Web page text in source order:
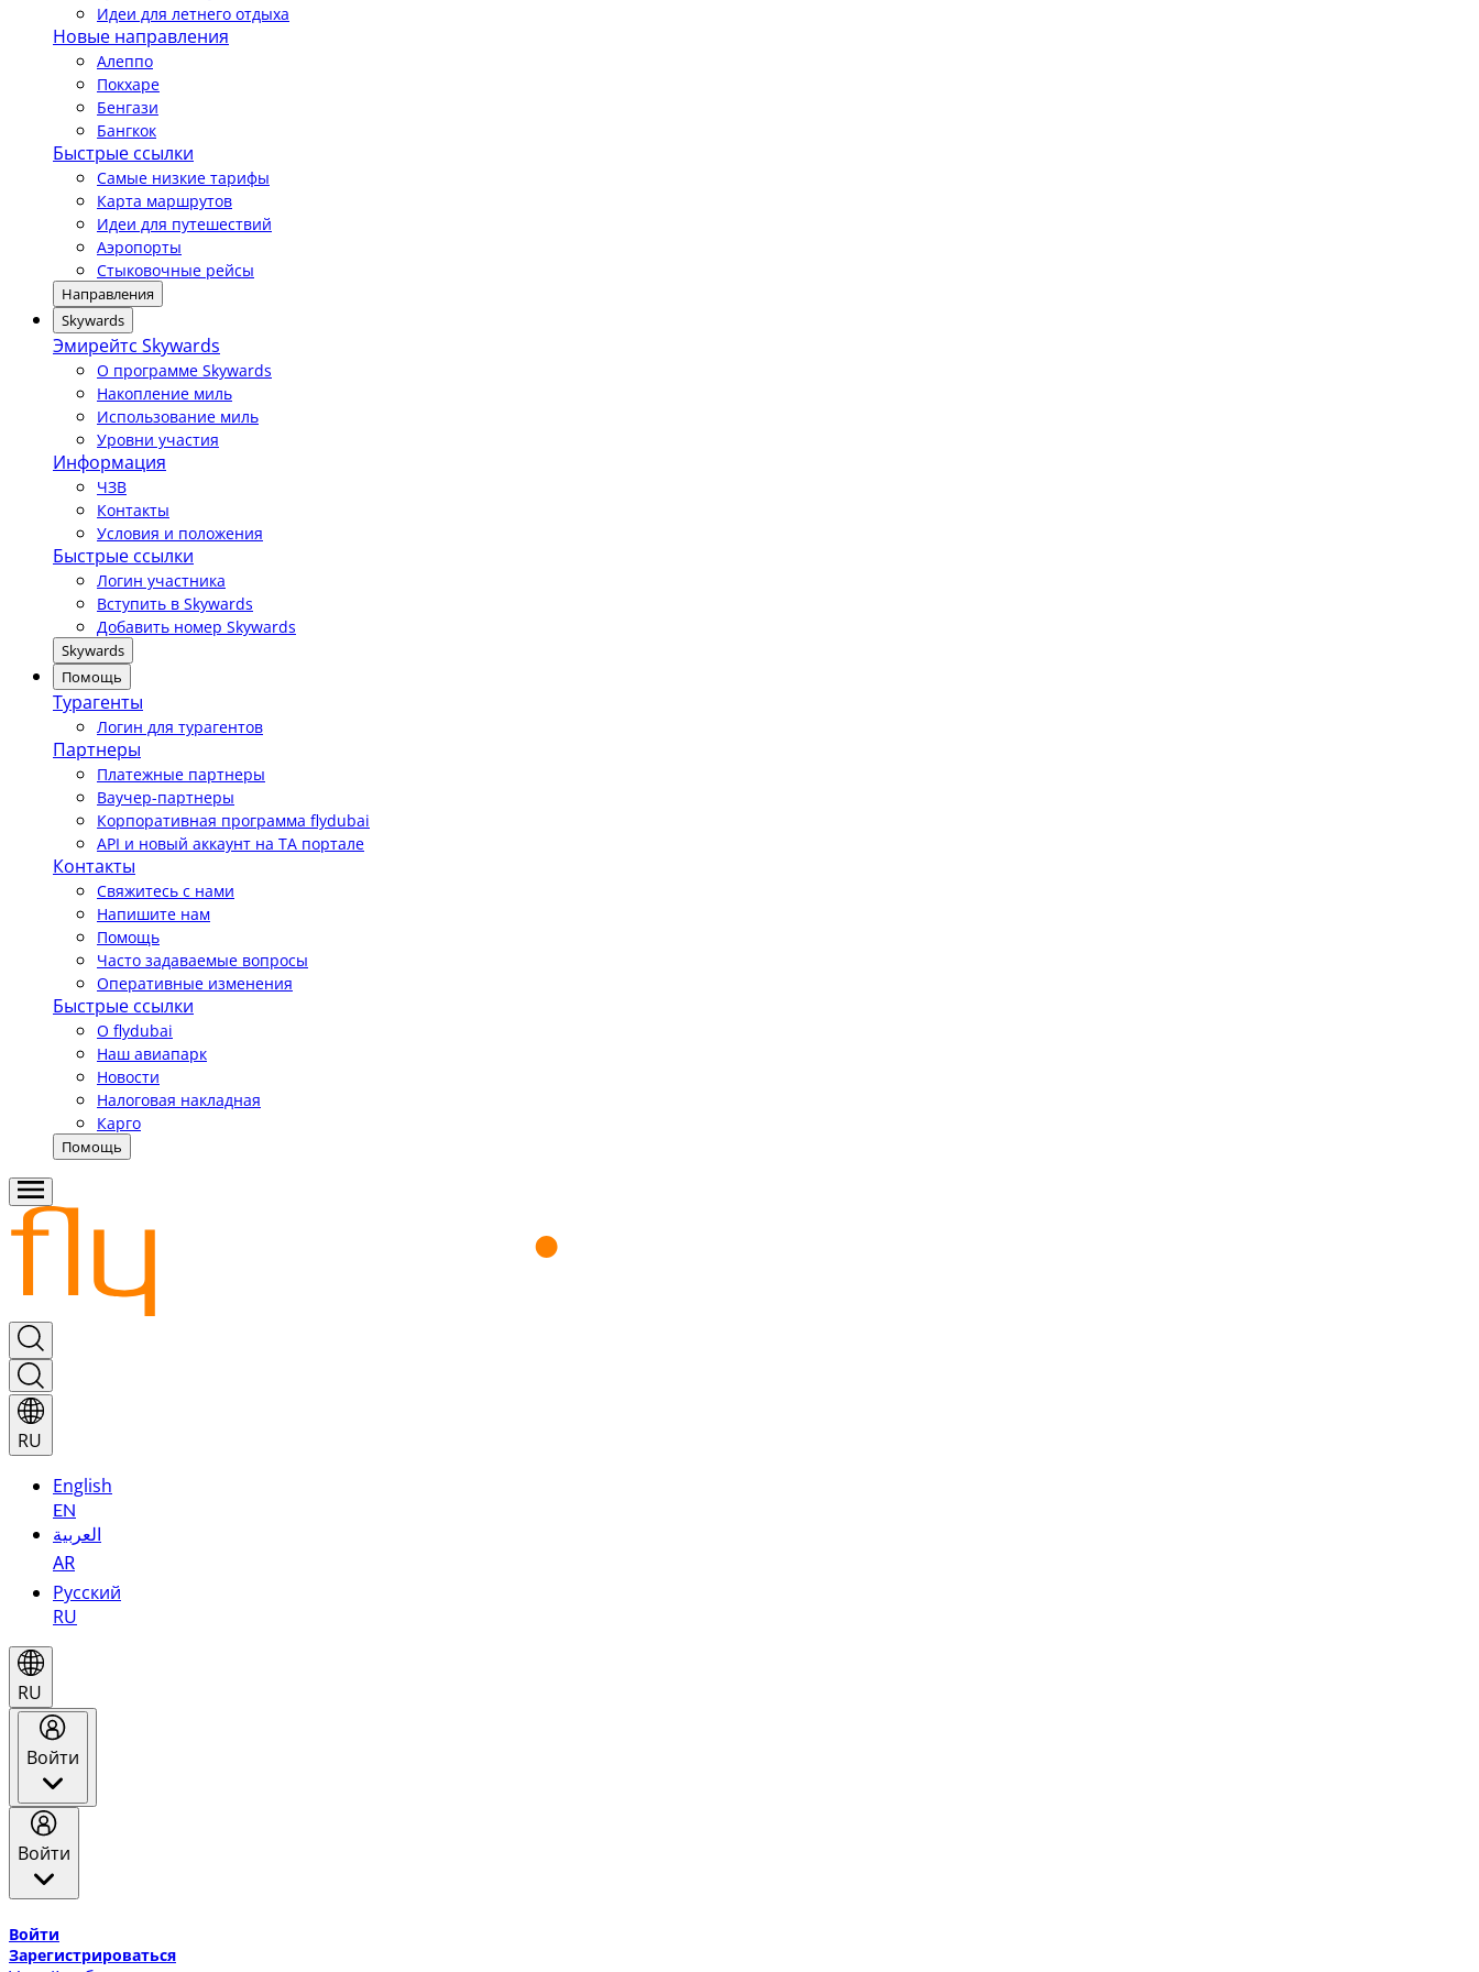
Идеи для летнего отдыха
Новые направления
Алеппо
Покхаре
Бенгази
Бангкок
Быстрые ссылки
Самые низкие тарифы
Карта маршрутов
Идеи для путешествий
Аэропорты
Стыковочные рейсы
Направления
Skywards
Эмирейтс Skywards
О программе Skywards
Накопление миль
Использование миль
Уровни участия
Информация
ЧЗВ
Контакты
Условия и положения
Быстрые ссылки
Логин участника
Вступить в Skywards
Добавить номер Skywards
Skywards
Помощь
Турагенты
Логин для турагентов
Партнеры
Платежные партнеры
Ваучер-партнеры
Корпоративная программа flydubai
API и новый аккаунт на TA портале
Контакты
Свяжитесь с нами
Напишите нам
Помощь
Часто задаваемые вопросы
Оперативные изменения
Быстрые ссылки
О flydubai
Наш авиапарк
Новости
Налоговая накладная
Карго
Помощь
RU
English
EN
العربية
AR
Русский
RU
RU
Войти
Войти
Войти
Зарегистрироваться